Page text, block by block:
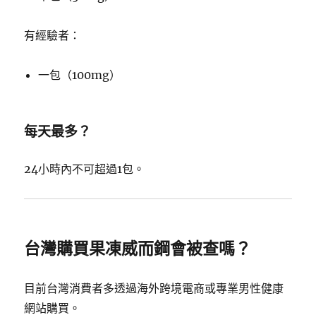
有經驗者：
一包（100mg）
每天最多？
24小時內不可超過1包。
台灣購買果凍威而鋼會被查嗎？
目前台灣消費者多透過海外跨境電商或專業男性健康
網站購買。